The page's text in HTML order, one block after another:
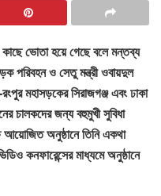
ভোতা হয়ে গেছে বলে মন্তব্য
পরিবহন ও সেতু মন্ত্রী ওবায়দুল
মহাসড়কের সিরাজগঞ্জ এবং ঢাকা
চালকদের জন্য বহুমুখী সুবিধা
আয়োজিত অনুষ্ঠানে তিনি একথা
কনফারেন্সের মাধ্যমে অনুষ্ঠানে